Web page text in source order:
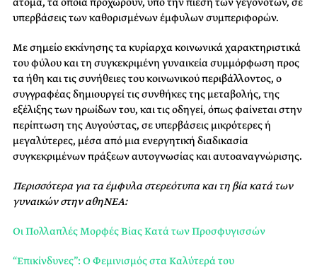
υπερβάσεις των καθορισμένων έμφυλων συμπεριφορών.
Με σημείο εκκίνησης τα κυρίαρχα κοινωνικά χαρακτηριστικά
του φύλου και τη συγκεκριμένη γυναικεία συμμόρφωση προς
τα ήθη και τις συνήθειες του κοινωνικού περιβάλλοντος, ο
συγγραφέας δημιουργεί τις συνθήκες της μεταβολής, της
εξέλιξης των ηρωίδων του, και τις οδηγεί, όπως φαίνεται στην
περίπτωση της Αυγούστας, σε υπερβάσεις μικρότερες ή
μεγαλύτερες, μέσα από μια ενεργητική διαδικασία
συγκεκριμένων πράξεων αυτογνωσίας και αυτοαναγνώρισης.
Περισσότερα για τα έμφυλα στερεότυπα και τη βία κατά των
γυναικών στην αθηΝΕΑ:
Οι Πολλαπλές Μορφές Βίας Κατά των Προσφυγισσών
“Επικίνδυνες”: Ο Φεμινισμός στα Καλύτερά του